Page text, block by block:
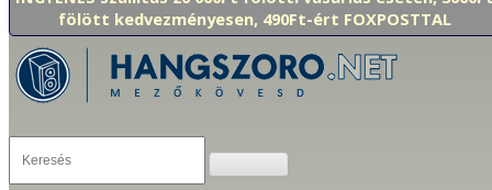
fölött kedvezményesen, 490Ft-ért FOXPOSTTAL